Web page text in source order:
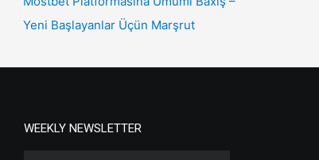
Yeni Başlayanlar Üçün Marşrut
WEEKLY NEWSLETTER